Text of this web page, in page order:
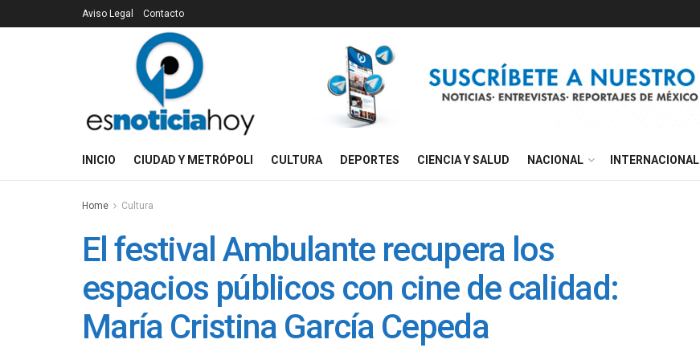
Aviso Legal Contacto
INICIO CIUDAD Y METRÓPOLI CULTURA DEPORTES CIENCIA Y SALUD NACIONAL INTERNACIONAL
Home Cultura
El festival Ambulante recupera los
espacios públicos con cine de calidad:
María Cristina García Cepeda